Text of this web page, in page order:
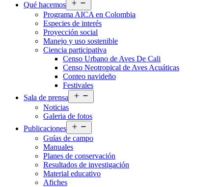
Qué hacemos
el
menú
Programa AICA en Colombia
Especies de interés
Proyección social
Manejo y uso sostenible
Ciencia participativa
Censo Urbano de Aves De Cali
Censo Neotropical de Aves Acuáticas
Conteo navideño
Festivales
Sala de prensa
el
Noticias
Galeria de fotos
Publicaciones
el
menú
Guías de campo
Manuales
Planes de conservación
Resultados de investigación
Material educativo
Afiches